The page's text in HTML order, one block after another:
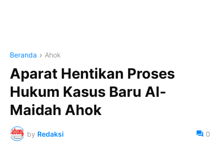
Beranda Ahok
Aparat Hentikan Proses
Hukum Kasus Baru Al-
Maidah Ahok
by Redaksi 0